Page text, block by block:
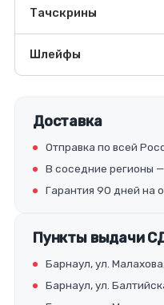
Тачскрины
Шлейфы
Доставка
Отправка по всей
В соседние регионы
Гарантия 90 дней на
Пункты выдачи
Барнаул, ул.
Барнаул, ул.